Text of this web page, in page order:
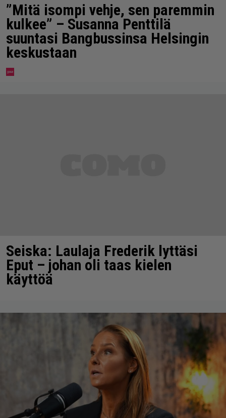
”Mitä isompi vehje, sen paremmin
kulkee” – Susanna Penttilä
suuntasi Bangbussinsa Helsingin
keskustaan
Seiska: Laulaja Frederik lyttäsi
Eput – johan oli taas kielen
käyttöä